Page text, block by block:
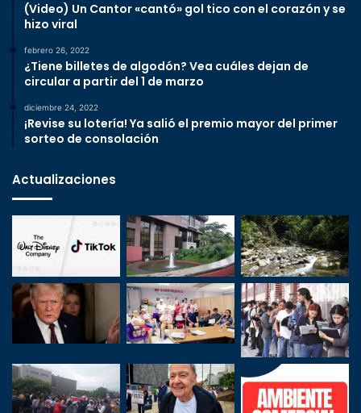
(Video) Un Cantor «cantó» gol tico con el corazón y se
hizo viral
febrero 26, 2022
¿Tiene billetes de algodón? Vea cuáles dejan de
circular a partir del 1 de marzo
diciembre 24, 2022
¡Revise su lotería! Ya salió el premio mayor del primer
sorteo de consolación
Actualizaciones